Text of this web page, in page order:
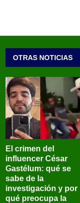
OTRAS NOTICIAS
El crimen del
influencer César
Gastélum: qué se
sabe de la
investigación y por
qué preocupa la